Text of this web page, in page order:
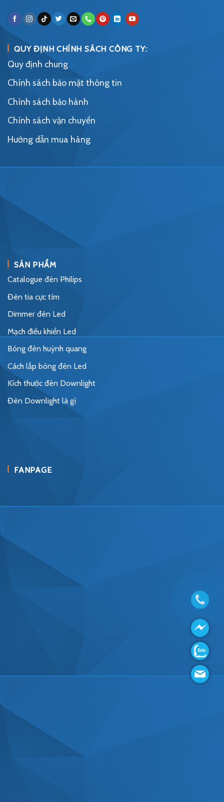
QUY ĐỊNH CHÍNH SÁCH CÔNG TY:
Quy định chung
Chính sách bảo mật thông tin
Chính sách bảo hành
Chính sách vận chuyển
Hướng dẫn mua hàng
SẢN PHẨM
Catalogue đèn Philips
Đèn tia cực tím
Dimmer đèn Led
Mạch điều khiển Led
Bóng đèn huỳnh quang
Cách lắp bóng đèn Led
Kích thước đèn Downlight
Đèn Downlight là gì
FANPAGE